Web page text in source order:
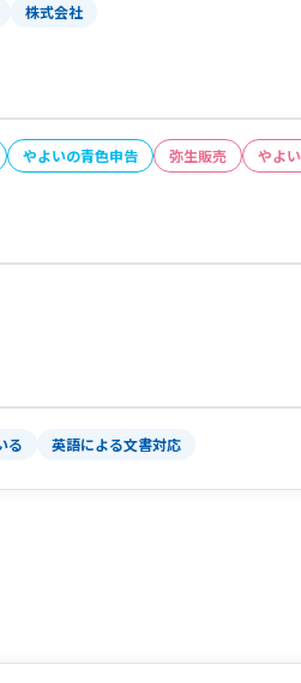
株式会社
やよいの青色申告 弥生販売 やよ
る 英語による文書対応